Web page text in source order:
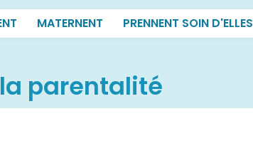
MATERNENT PRENNENT SOIN D'ELLES
parentalité